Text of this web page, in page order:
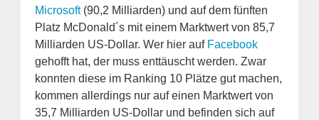
Microsoft(90,2 Milliarden) und auf dem fünften
Platz McDonald´s mit einem Marktwert von 85,7
Milliarden US-Dollar. Wer hier auf Facebook
gehofft hat, der muss enttäuscht werden. Zwar
konnten diese im Ranking 10 Plätze gut machen,
kommen allerdings nur auf einen Marktwert von
35,7 Milliarden US-Dollar und befinden sich auf